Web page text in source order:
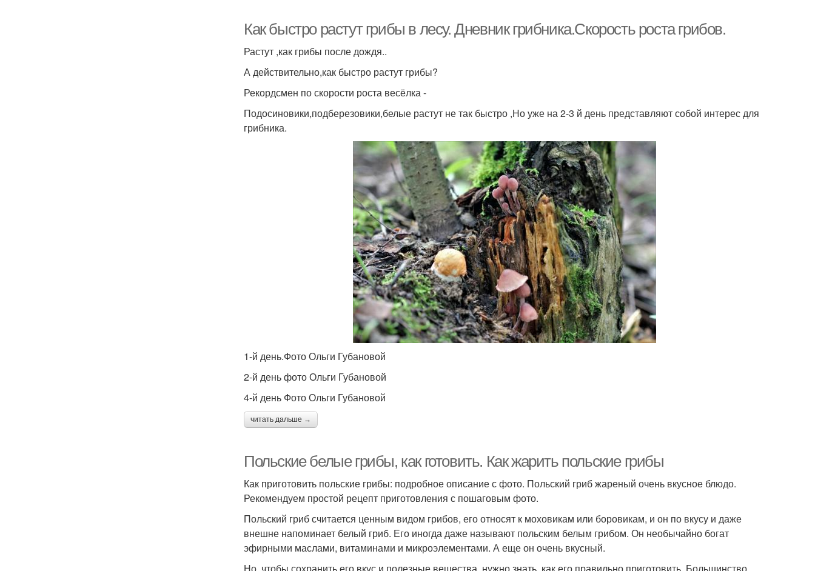
Как быстро растут грибы в лесу. Дневник грибника.Скорость роста грибов.
Растут ,как грибы после дождя..
А действительно,как быстро растут грибы?
Рекордсмен по скорости роста весёлка -
Подосиновики,подберезовики,белые растут не так быстро ,Но уже на 2-3 й день представляют собой интерес для
грибника.
1-й день.Фото Ольги Губановой
2-й день фото Ольги Губановой
4-й день Фото Ольги Губановой
читать дальше →
Польские белые грибы, как готовить. Как жарить польские грибы
Как приготовить польские грибы: подробное описание с фото. Польский гриб жареный очень вкусное блюдо.
Рекомендуем простой рецепт приготовления с пошаговым фото.
Польский гриб считается ценным видом грибов, его относят к моховикам или боровикам, и он по вкусу и даже
внешне напоминает белый гриб. Его иногда даже называют польским белым грибом. Он необычайно богат
эфирными маслами, витаминами и микроэлементами. А еще он очень вкусный.